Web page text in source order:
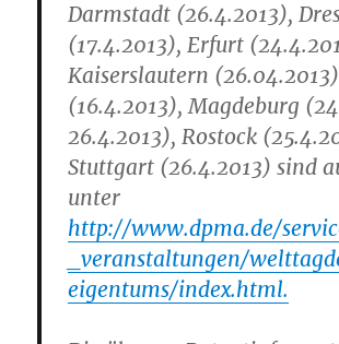
Darmstadt (26.4.2013),
(17.4.2013), Erfurt
Kaiserslautern
(16.4.2013), Magdeburg
26.4.2013), Rostock
Stuttgart (26.4.2013) sind
unter
http://www.dpma.de/
_veranstaltungen/
eigentums/index.html.